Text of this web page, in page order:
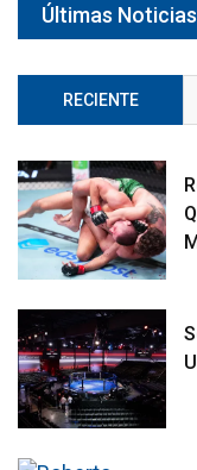
Últimas Noticias
RECIENTE